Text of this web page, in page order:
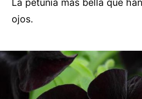
ojos.